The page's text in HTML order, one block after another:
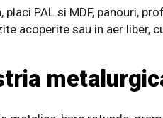
placi PAL si MDF, panouri,
acoperite sau in aer liber,